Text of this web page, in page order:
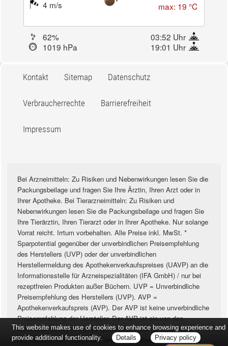
4 m/s
max: 19 °C
62%
03:52 Uhr
1019 hPa
19:01 Uhr
Kontakt Sitemap Datenschutz
Verbraucherrechte Barrierefreiheit
Impressum
Bei Arzneimitteln: Zu Risiken und Nebenwirkungen lesen Sie die
Packungsbeilage und fragen Sie Ihre Ärztin, Ihren Arzt oder in
Ihrer Apotheke. Bei Tierarzneimitteln: Zu Risiken und
Nebenwirkungen lesen Sie die Packungsbeilage und fragen Sie
Ihre Tierärztin, Ihren Tierarzt oder in Ihrer Apotheke. Nur solange
Vorrat reicht. Irrtum vorbehalten. Alle Preise inkl. MwSt. *
Sparpotential gegenüber der unverbindlichen Preisempfehlung
des Herstellers (UVP) oder der unverbindlichen
Herstellermeldung des Apothekenverkaufspreises (UAVP) an die
Informationsstelle für Arzneispezialitäten (IFA GmbH) / nur bei
rezeptfreien Produkten außer Büchern. UVP = Unverbindliche
Preisempfehlung des Herstellers (UVP). AVP =
Apothekenverkaufspreis (AVP). Der AVP ist keine unverbindliche
Preisempfehlung der Hersteller. Der AVP ist ein von den
Apotheken selbst in Ansatz gebrachter Preis für rezeptfreie
Arzneimittel, der in der Höhe dem für Apotheken verbindlichen
This website makes use of cookies to enhance browsing experience and
provide additional functionality.
Details Privacy policy